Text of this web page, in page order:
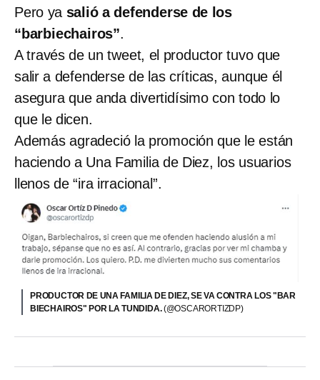
Pero ya salió a defenderse de los
“barbiechairos”.
A través de un tweet, el productor tuvo que
salir a defenderse de las críticas, aunque él
asegura que anda divertidísimo con todo lo
que le dicen.
Además agradeció la promoción que le están
haciendo a Una Familia de Diez, los usuarios
llenos de “ira irracional”.
PRODUCTOR DE UNA FAMILIA DE DIEZ, SE VA CONTRA LOS "BAR
BIECHAIROS" POR LA TUNDIDA.(@OSCARORTIZDP)